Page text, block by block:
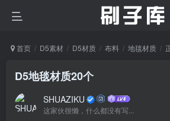
首页 D5素材 D5材质 布料 地毯材质
D5地毯材质20个
SHUAZIKU
这家伙很懒，什么都没有写...